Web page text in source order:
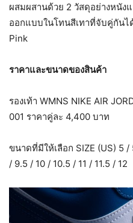
ผสมผสานด้วย 2 วัสดุอย่างหนัง
ออกแบบในโทนสีเทาที่จับคู่กันไ
Pink
ราคาและขนาดของสินค้า
รองเท้า WMNS NIKE AIR
001 ราคาคู่ละ 4,400 บาท
ขนาดที่มีให้เลือก SIZE (US) 5
/ 9.5 / 10 / 10.5 / 11 / 11.5 / 12